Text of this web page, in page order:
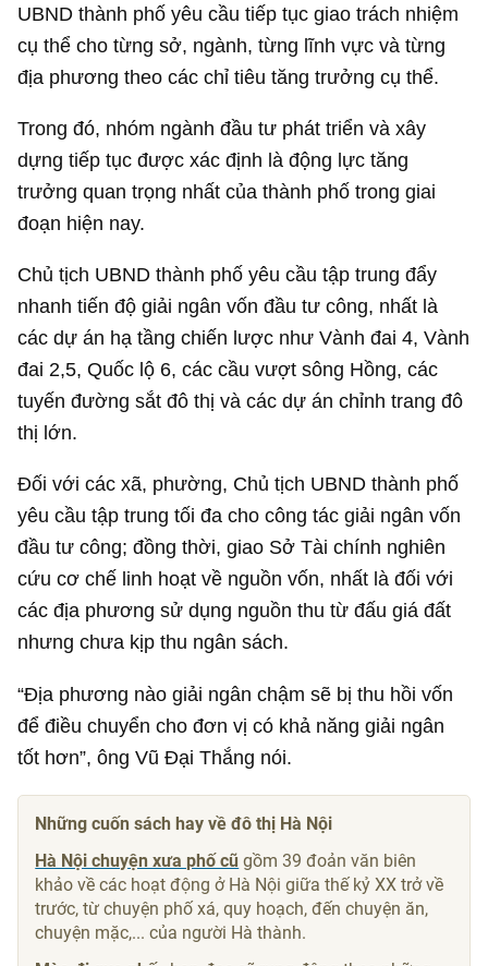
UBND thành phố yêu cầu tiếp tục giao trách nhiệm
cụ thể cho từng sở, ngành, từng lĩnh vực và từng
địa phương theo các chỉ tiêu tăng trưởng cụ thể.
Trong đó, nhóm ngành đầu tư phát triển và xây
dựng tiếp tục được xác định là động lực tăng
trưởng quan trọng nhất của thành phố trong giai
đoạn hiện nay.
Chủ tịch UBND thành phố yêu cầu tập trung đẩy
nhanh tiến độ giải ngân vốn đầu tư công, nhất là
các dự án hạ tầng chiến lược như Vành đai 4, Vành
đai 2,5, Quốc lộ 6, các cầu vượt sông Hồng, các
tuyến đường sắt đô thị và các dự án chỉnh trang đô
thị lớn.
Đối với các xã, phường, Chủ tịch UBND thành phố
yêu cầu tập trung tối đa cho công tác giải ngân vốn
đầu tư công; đồng thời, giao Sở Tài chính nghiên
cứu cơ chế linh hoạt về nguồn vốn, nhất là đối với
các địa phương sử dụng nguồn thu từ đấu giá đất
nhưng chưa kịp thu ngân sách.
“Địa phương nào giải ngân chậm sẽ bị thu hồi vốn
để điều chuyển cho đơn vị có khả năng giải ngân
tốt hơn”, ông Vũ Đại Thắng nói.
Những cuốn sách hay về đô thị Hà Nội
Hà Nội chuyện xưa phố cũ gồm 39 đoản văn biên
khảo về các hoạt động ở Hà Nội giữa thế kỷ XX trở về
trước, từ chuyện phố xá, quy hoạch, đến chuyện ăn,
chuyện mặc,... của người Hà thành.